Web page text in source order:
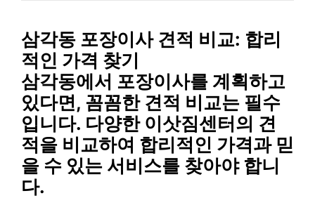
삼각동 포장이사 견적 비교: 합리
적인 가격 찾기
삼각동에서 포장이사를 계획하고
있다면, 꼼꼼한 견적 비교는 필수
입니다. 다양한 이삿짐센터의 견
적을 비교하여 합리적인 가격과 믿
을 수 있는 서비스를 찾아야 합니
다.